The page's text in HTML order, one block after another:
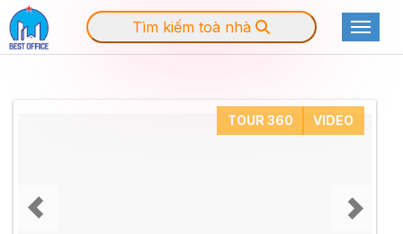
Tìm kiếm toà nhà
TOUR 360 VIDEO